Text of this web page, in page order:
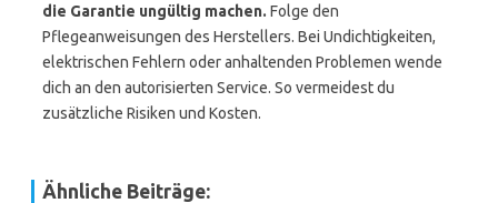
die Garantie ungültig machen. Folge den
Pflegeanweisungen des Herstellers. Bei Undichtigkeiten,
elektrischen Fehlern oder anhaltenden Problemen wende
dich an den autorisierten Service. So vermeidest du
zusätzliche Risiken und Kosten.
Ähnliche Beiträge: